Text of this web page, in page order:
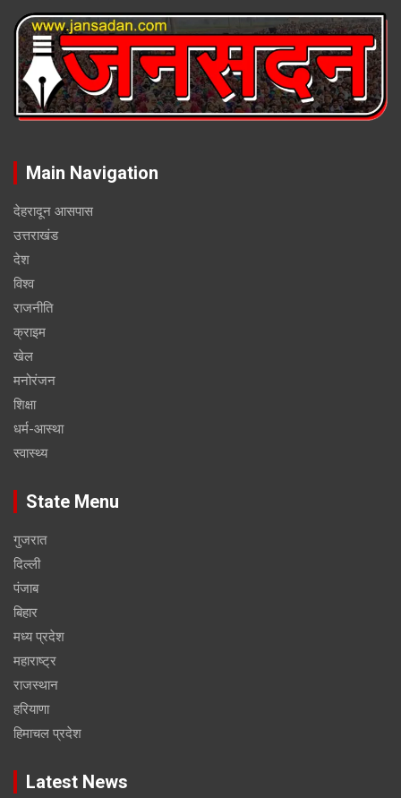
Main Navigation
देहरादून आसपास
उत्तराखंड
देश
विश्व
राजनीति
क्राइम
खेल
मनोरंजन
शिक्षा
धर्म-आस्था
स्वास्थ्य
State Menu
गुजरात
दिल्ली
पंजाब
बिहार
मध्य प्रदेश
महाराष्ट्र
राजस्थान
हरियाणा
हिमाचल प्रदेश
Latest News